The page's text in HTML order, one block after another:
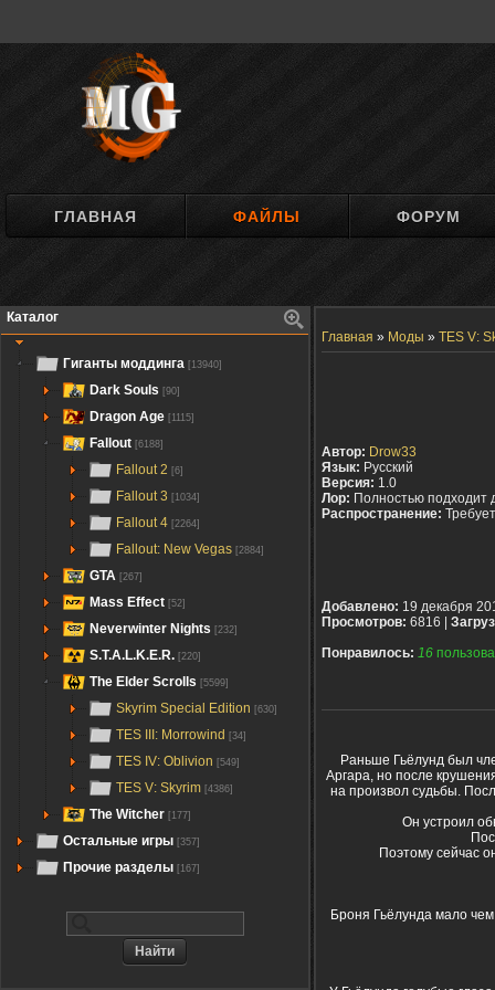
ГЛАВНАЯ ФАЙЛЫ ФОРУМ
Каталог
Гиганты моддинга [13940]
Dark Souls [90]
Dragon Age [1115]
Fallout [6188]
Fallout 2 [6]
Fallout 3 [1034]
Fallout 4 [2264]
Fallout: New Vegas [2884]
GTA [267]
Mass Effect [52]
Neverwinter Nights [232]
S.T.A.L.K.E.R. [220]
The Elder Scrolls [5599]
Skyrim Special Edition [630]
TES III: Morrowind [34]
TES IV: Oblivion [549]
TES V: Skyrim [4386]
The Witcher [177]
Остальные игры [357]
Прочие разделы [167]
Главная » Моды » TES V:
Автор: Drow33
Язык: Русский
Версия: 1.0
Лор: Полностью подходит
Распространение:
Добавлено: 19 декабря
Просмотров: 6816 |
Понравилось: 16
Раньше Гьёлунд был
Аргара, но после
на произвол судьбы.
Он устроил
Поэтому сейчас
Броня Гьёлунда мало